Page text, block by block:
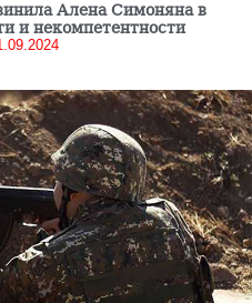
Алена Симоняна в
и некомпетентности